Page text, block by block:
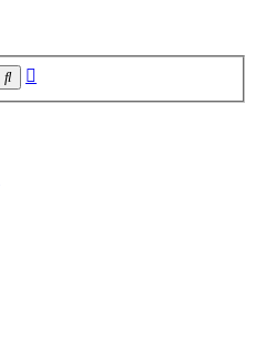
Поиск